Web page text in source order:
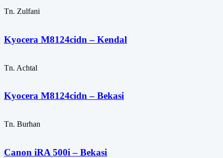
Tn. Zulfani
Kyocera M8124cidn – Kendal
Tn. Achtal
Kyocera M8124cidn – Bekasi
Tn. Burhan
Canon iRA 500i – Bekasi